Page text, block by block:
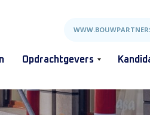
Opdrachtgevers